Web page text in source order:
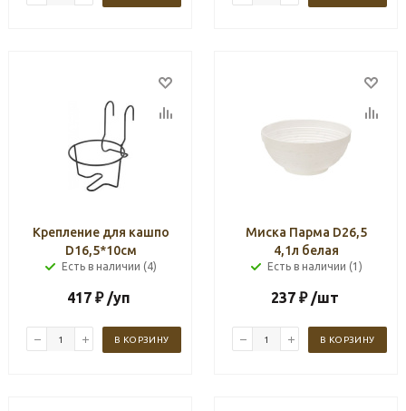
Крепление для кашпо
D16,5*10см
Есть в наличии (4)
417 ₽ /уп
В КОРЗИНУ
Миска Парма D26,5
4,1л белая
Есть в наличии (1)
237₽ /шт
В КОРЗИНУ